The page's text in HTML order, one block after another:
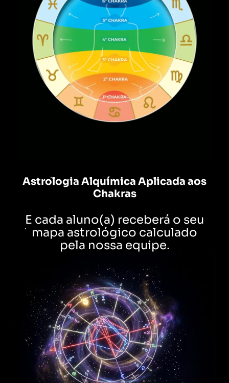
Astrologia Alquímica Aplicada aos
Chakras
E cada aluno(a) receberá o seu
mapa astrológico calculado
pela nossa equipe.